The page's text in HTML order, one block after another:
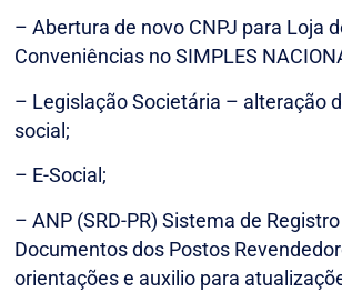
– Abertura de novo CNPJ para Loja
Conveniências no SIMPLES
– Legislação Societária – alteração
social;
– E-Social;
– ANP (SRD-PR) Sistema de
Documentos dos Postos
orientações e auxilio para